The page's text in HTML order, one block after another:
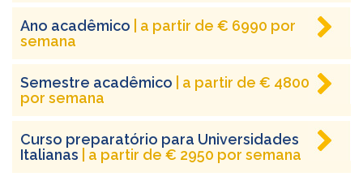
Ano acadêmico
| a partir de € 6990 por
semana
Semestre acadêmico
| a partir de € 4800
por semana
Curso preparatório para Universidades
Italianas
| a partir de € 2950 por semana